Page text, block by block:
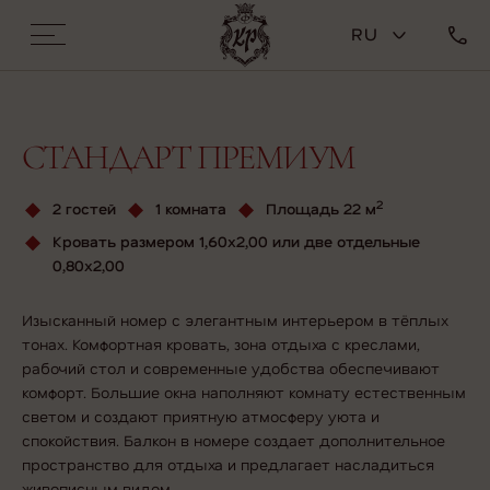
RU
СТАНДАРТ ПРЕМИУМ
2 гостей 1 комната Площадь 22 м2
Кровать размером 1,60х2,00 или две отдельные
0,80х2,00
Изысканный номер с элегантным интерьером в тёплых
тонах. Комфортная кровать, зона отдыха с креслами,
рабочий стол и современные удобства обеспечивают
комфорт. Большие окна наполняют комнату естественным
светом и создают приятную атмосферу уюта и
спокойствия. Балкон в номере создает дополнительное
пространство для отдыха и предлагает насладиться